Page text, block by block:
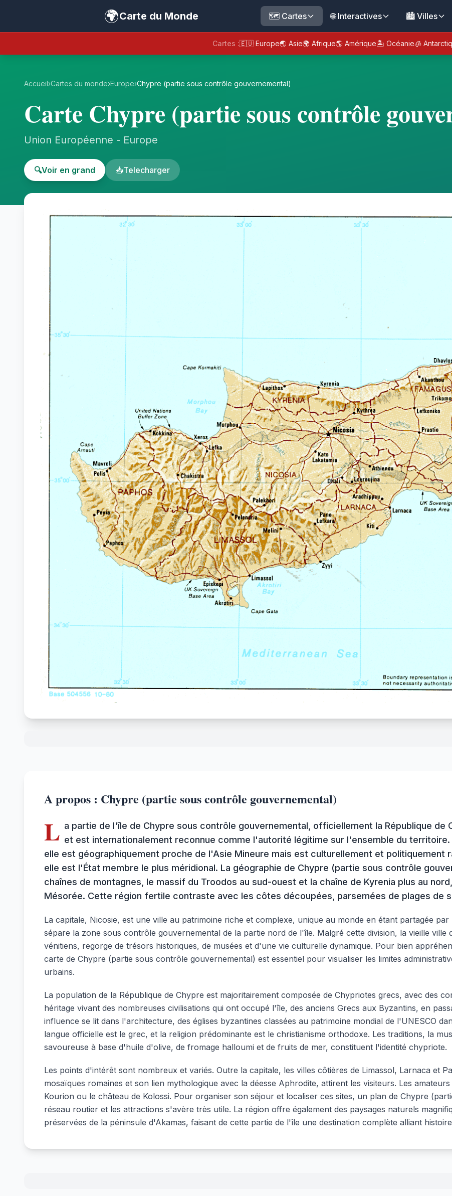
🌍Carte du Monde 🗺️ Cartes 🌐 Interactives 🏙️ Villes
Cartes :🇪🇺 Europe🌏 Asie🌍 Afrique🌎 Amérique🏝️ Océanie🧊
Accueil›Cartes du monde›Europe›Chypre (partie sous contrôle gouvernemental)
Carte Chypre (partie sous contrôle
Union Européenne - Europe
🔍Voir en grand 📥Telecharger
A propos : Chypre (partie sous contrôle gouvernemental)
L a partie de l'île de Chypre sous contrôle gouvernemental, officiellement la République de
et est internationalement reconnue comme l'autorité légitime sur l'ensemble du territoire.
elle est géographiquement proche de l'Asie Mineure mais est culturellement et politiquement
elle est l'État membre le plus méridional. La géographie de Chypre (partie sous contrôle
chaînes de montagnes, le massif du Troodos au sud-ouest et la chaîne de Kyrenia plus au
Mésorée. Cette région fertile contraste avec les côtes découpées, parsemées de plages de
La capitale, Nicosie, est une ville au patrimoine riche et complexe, unique au monde en étant partagée
sépare la zone sous contrôle gouvernemental de la partie nord de l'île. Malgré cette division, la vieille ville
vénitiens, regorge de trésors historiques, de musées et d'une vie culturelle dynamique. Pour bien
carte de Chypre (partie sous contrôle gouvernemental) est essentiel pour visualiser les limites
urbains.
La population de la République de Chypre est majoritairement composée de Chypriotes grecs, avec des
héritage vivant des nombreuses civilisations qui ont occupé l'île, des anciens Grecs aux Byzantins, en
influence se lit dans l'architecture, des églises byzantines classées au patrimoine mondial de l'UNESCO
langue officielle est le grec, et la religion prédominante est le christianisme orthodoxe. Les traditions, la
savoureuse à base d'huile d'olive, de fromage halloumi et de fruits de mer, constituent l'identité chypriote.
Les points d'intérêt sont nombreux et variés. Outre la capitale, les villes côtières de Limassol, Larnaca et
mosaïques romaines et son lien mythologique avec la déesse Aphrodite, attirent les visiteurs. Les
Kourion ou le château de Kolossi. Pour organiser son séjour et localiser ces sites, un plan de Chypre
réseau routier et les attractions s'avère très utile. La région offre également des paysages naturels
préservées de la péninsule d'Akamas, faisant de cette partie de l'île une destination complète alliant